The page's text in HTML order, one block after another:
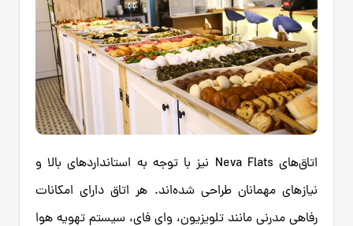
اتاق‌های Neva Flats نیز با توجه به استانداردهای بالا و
نیازهای مهمانان طراحی شده‌اند. هر اتاق دارای امکانات
رفاهی مدرنی مانند تلویزیون، وای فای، سیستم تهویه هوا